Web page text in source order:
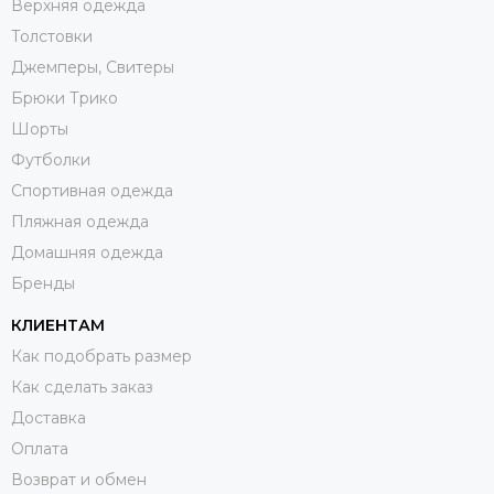
Верхняя одежда
Толстовки
Джемперы, Свитеры
Брюки Трико
Шорты
Футболки
Спортивная одежда
Пляжная одежда
Домашняя одежда
Бренды
КЛИЕНТАМ
Как подобрать размер
Как сделать заказ
Доставка
Оплата
Возврат и обмен